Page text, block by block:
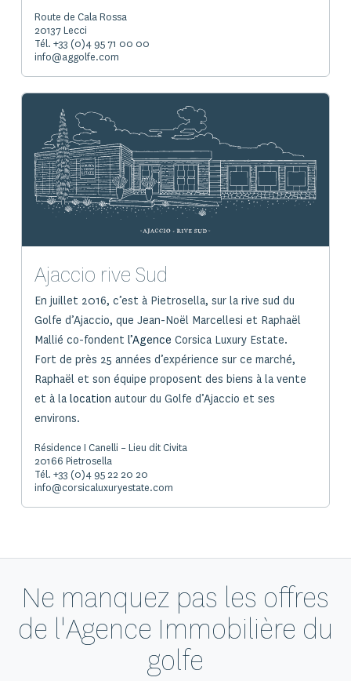
Route de Cala Rossa
20137 Lecci
Tél. +33 (0)4 95 71 00 00
info@aggolfe.com
Ajaccio rive Sud
En juillet 2016, c’est à Pietrosella, sur la rive sud du
Golfe d’Ajaccio, que Jean-Noël Marcellesi et Raphaël
Mallié co-fondent l’Agence Corsica Luxury Estate.
Fort de près 25 années d’expérience sur ce marché,
Raphaël et son équipe proposent des biens à la vente
et à la location autour du Golfe d’Ajaccio et ses
environs.
Résidence I Canelli – Lieu dit Civita
20166 Pietrosella
Tél. +33 (0)4 95 22 20 20
info@corsicaluxuryestate.com
Ne manquez pas les offres
de l'Agence Immobilière du
golfe